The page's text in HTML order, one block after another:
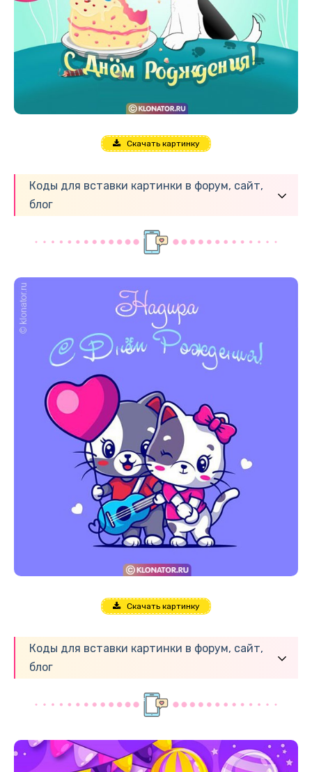
Скачать картинку
Коды для вставки картинки в форум, сайт,
блог
Скачать картинку
Коды для вставки картинки в форум, сайт,
блог